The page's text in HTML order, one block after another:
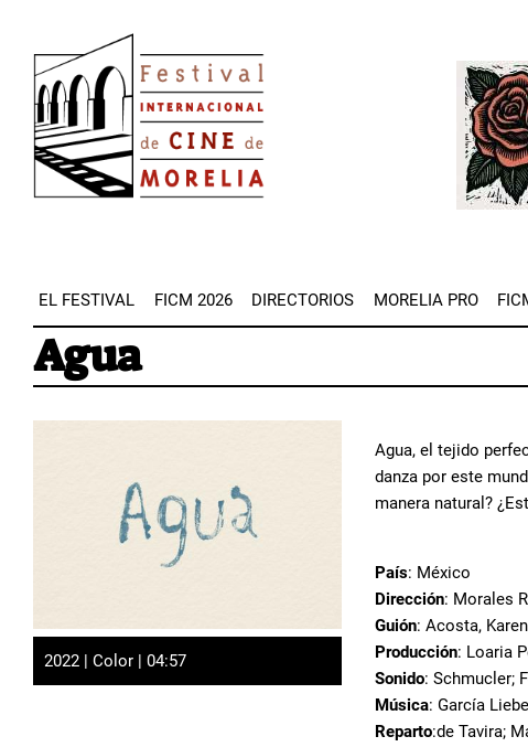
contenido
principal
Image
EL FESTIVAL FICM 2026 DIRECTORIOS MORELIA PRO
Agua
2022 | Color | 04:57
Agua, el tejido
danza por este
manera natural?
País: México
Dirección: Morales
Guión: Acosta, Karen
Producción: Loaria
Sonido: Schmucler;
Música: García
Reparto:de Tavira;